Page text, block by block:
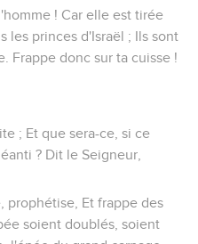
! Car elle est tirée
les princes d'Israël ; Ils sont
Frappe donc sur ta cuisse !
; Et que sera-ce, si ce
? Dit le Seigneur,
prophétise, Et frappe des
soient doublés, soient